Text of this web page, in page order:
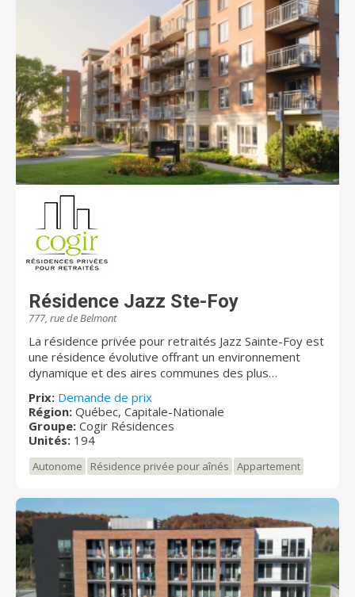
électroménagers dont le réfrigérateur, la cuisinière, le
lave-vaisselle en acier inoxydable ainsi que la laveuse
et la sécheuse sont inclus. De plus, tous nos projets
comportent des aires communes, un grand salon de
détente, une piscine, des rangements pour vélos, une
salle de mise en forme et beaucoup plus.
Résidence Jazz Ste-Foy
777, rue de Belmont
La résidence privée pour retraités Jazz Sainte-Foy est
une résidence évolutive offrant un environnement
dynamique et des aires communes des plus
fleurie avec balançoires et jeux extérieurs ainsi que
les repas raffinés. Tout y est pour vous permettre de
vivre une retraite positive, active et en sécurité.
Prix: Demande de prix
Région: Québec, Capitale-Nationale
Groupe: Cogir Résidences
Unités: 194
Autonome Résidence privée pour aînés Appartement